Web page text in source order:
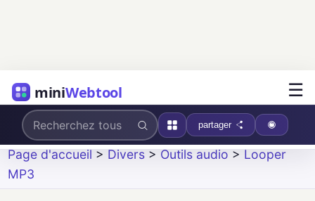
miniWebtool ☰
partager
Page d'accueil > Divers > Outils audio > Looper
MP3